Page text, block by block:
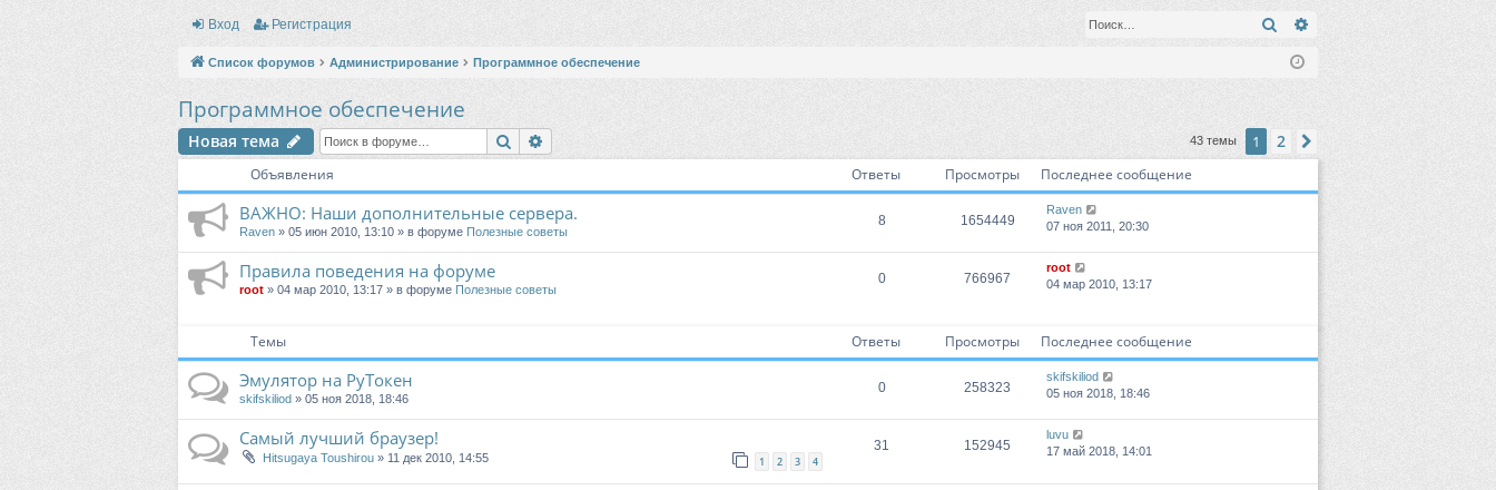
Вход Регистрация Поиск
Список форумов Администрирование Программное обеспечение
Программное обеспечение
Новая тема Поиск 43 темы 1 2
Объявления Ответы Просмотры Последнее сообщение
ВАЖНО: Наши дополнительные сервера.
Raven » 05 июн 2010, 13:10 » в форуме Полезные советы
8 1654449
Raven
07 ноя 2011, 20:30
Правила поведения на форуме
root » 04 мар 2010, 13:17 » в форуме Полезные советы
0 766967
root
04 мар 2010, 13:17
Темы Ответы Просмотры Последнее сообщение
Эмулятор на РуТокен
skifskiliod » 05 ноя 2018, 18:46
0 258323
skifskiliod
05 ноя 2018, 18:46
Самый лучший браузер!
Hitsugaya Toushirou » 11 дек 2010, 14:55 1 2 3 4
31 152945
luvu
17 май 2018, 14:01